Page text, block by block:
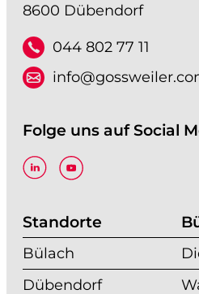
8600 Dübendorf
044 802 77 11
Folge uns auf Social
Standorte
Bülach
Dübendorf